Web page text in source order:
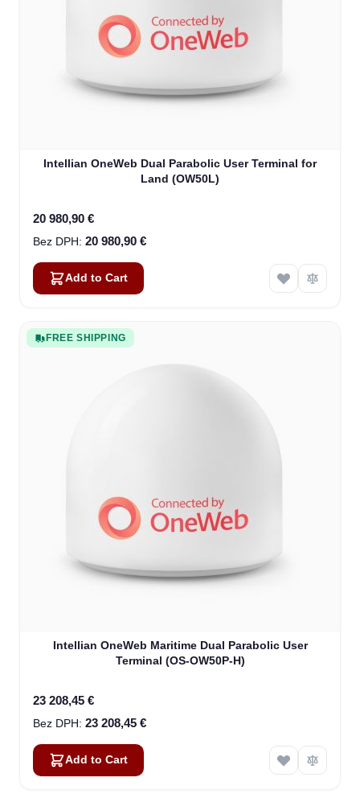
Intellian OneWeb Dual Parabolic User Terminal for
Land (OW50L)
20 980,90 €
20 980,90 €
Add to Cart
FREE SHIPPING
Intellian OneWeb Maritime Dual Parabolic User
Terminal (OS-OW50P-H)
23 208,45 €
23 208,45 €
Add to Cart